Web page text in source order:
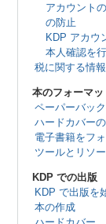
アカウント
の防止
KDP アカウ
本人確認を
税に関する情報
本のフォーマッ
ペーパーバッ
ハードカバー
電子書籍をフ
ツールとリソ
KDP での出版
KDP で出版を
本の作成